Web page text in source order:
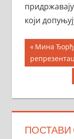
који
Previous
Post:
Мина